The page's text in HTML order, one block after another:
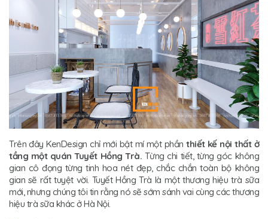
Trên đây KenDesign chỉ mới bật mí một phầnthiết kế nội thất ở
tầng một quán Tuyết Hồng Trà. Từng chi tiết, từng góc không
gian cô đọng từng tinh hoa nét đẹp, chắc chắn toàn bộ không
gian sẽ rất tuyệt vời. Tuyết Hồng Trà là một thương hiệu trà sữa
mới, nhưng chúng tôi tin rằng nó sẽ sớm sánh vai cùng các thương
hiệu trà sữa khác ở Hà Nội.